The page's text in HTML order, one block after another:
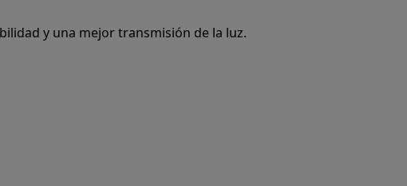
y una mejor transmisión de la luz.